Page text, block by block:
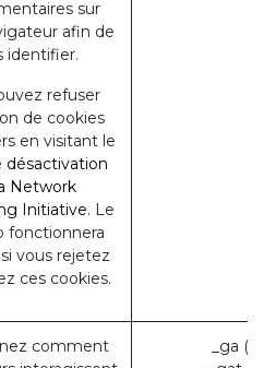
sur
afin de
identifier.
refuser
de cookies
en visitant le
désactivation
Network
Initiative. Le
fonctionnera
vous rejetez
ces cookies.
comment
_ga